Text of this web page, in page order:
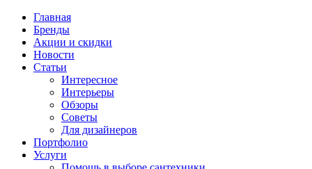
Главная
Бренды
Акции и скидки
Новости
Статьи
Интересное
Интерьеры
Обзоры
Советы
Для дизайнеров
Портфолио
Услуги